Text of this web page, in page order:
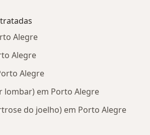
Alegre
Alegre
Alegre
lombar) em Porto Alegre
do joelho) em Porto Alegre